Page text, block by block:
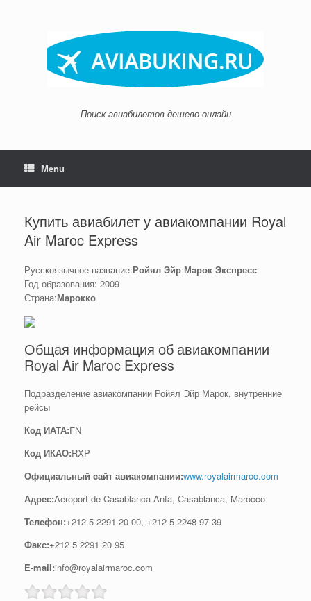
Поиск авиабилетов дешево онлайн
Menu
Купить авиабилет у авиакомпании Royal
Air Maroc Express
Русскоязычное название:Ройял Эйр Марок Экспресс
Год образования: 2009
Страна:Марокко
Общая информация об авиакомпании
Royal Air Maroc Express
Подразделение авиакомпании Ройял Эйр Марок, внутренние
рейсы
Код ИАТА:FN
Код ИКАО:RXP
Официальный cайт авиакомпании:www.royalairmaroc.com
Адрес:Aeroport de Casablanca-Anfa, Casablanca, Marocco
Телефон:+212 5 2291 20 00, +212 5 2248 97 39
Факс:+212 5 2291 20 95
E-mail:info@royalairmaroc.com